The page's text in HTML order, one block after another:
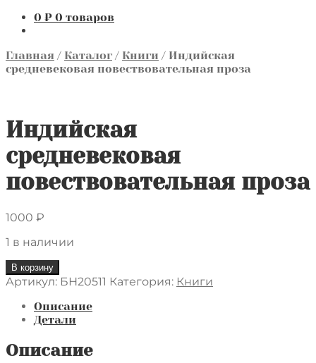
0 ₽ 0 товаров
Главная / Каталог / Книги / Индийская
средневековая повествовательная проза
Индийская
средневековая
повествовательная проза
1000 ₽
1 в наличии
Количество
товара
средневековая
повествовательная
В корзину
Артикул: БН20511 Категория: Книги
Описание
Детали
Описание